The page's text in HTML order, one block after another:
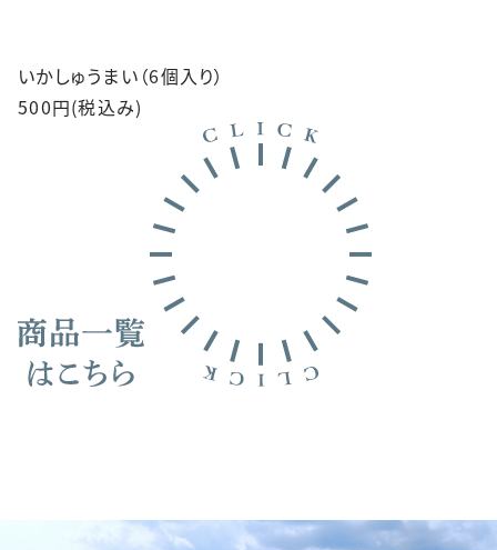
いかしゅうまい（6個入り）
500円(税込み)